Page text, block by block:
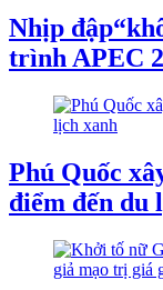
Nhịp
trình APEC
Phú Quốc
điểm đến du